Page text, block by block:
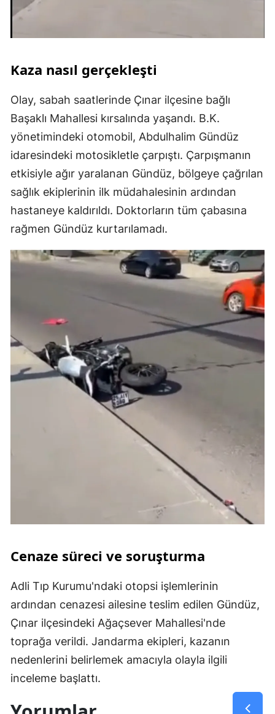
Kaza nasıl gerçekleşti
Olay, sabah saatlerinde Çınar ilçesine bağlı
Başaklı Mahallesi kırsalında yaşandı. B.K.
yönetimindeki otomobil, Abdulhalim Gündüz
idaresindeki motosikletle çarpıştı. Çarpışmanın
etkisiyle ağır yaralanan Gündüz, bölgeye çağrılan
sağlık ekiplerinin ilk müdahalesinin ardından
hastaneye kaldırıldı. Doktorların tüm çabasına
rağmen Gündüz kurtarılamadı.
Cenaze süreci ve soruşturma
Adli Tıp Kurumu'ndaki otopsi işlemlerinin
ardından cenazesi ailesine teslim edilen Gündüz,
Çınar ilçesindeki Ağaçsever Mahallesi'nde
toprağa verildi. Jandarma ekipleri, kazanın
nedenlerini belirlemek amacıyla olayla ilgili
inceleme başlattı.